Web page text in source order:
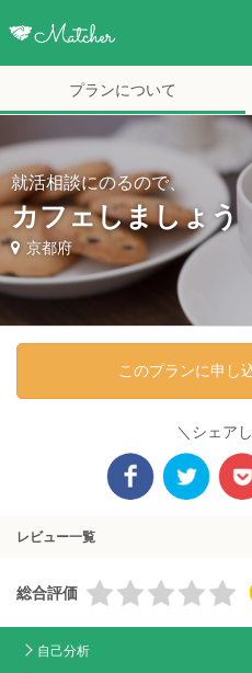
プランについて
就活相談にのるので、
カフェしましょう
京都府
このプランに申し
＼シェア
レビュー一覧
総合評価
自己分析